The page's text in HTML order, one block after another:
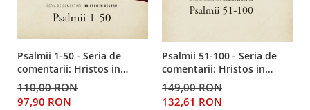
Psalmii 1-50 - Seria de
comentarii: Hristos in
centru
110,00 RON
97,90 RON
Psalmii 51-100 - Seria de
comentarii: Hristos in
centru
149,00 RON
132,61 RON